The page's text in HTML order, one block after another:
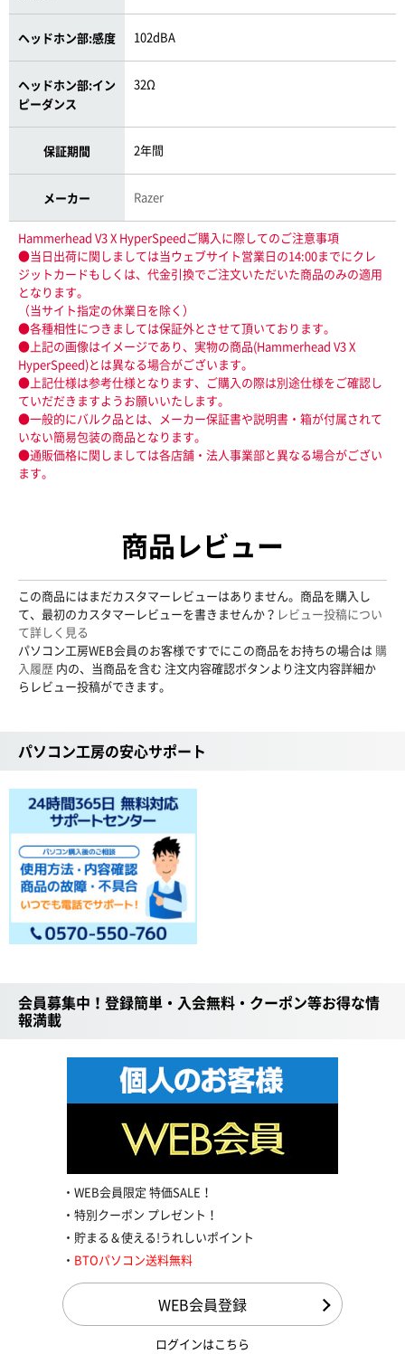
ヘッドホン部:感度 102dBA
ヘッドホン部:イン
ピーダンス
32Ω
保証期間 2年間
メーカー Razer
Hammerhead V3 X HyperSpeedご購入に際してのご注意事項
●当日出荷に関しましては当ウェブサイト営業日の14:00までにクレ
ジットカードもしくは、代金引換でご注文いただいた商品のみの適用
となります。
（当サイト指定の休業日を除く）
●各種相性につきましては保証外とさせて頂いております。
●上記の画像はイメージであり、実物の商品(Hammerhead V3 X
HyperSpeed)とは異なる場合がございます。
●上記仕様は参考仕様となります、ご購入の際は別途仕様をご確認し
ていだだきますようお願いいたします。
●一般的にバルク品とは、メーカー保証書や説明書・箱が付属されて
いない簡易包装の商品となります。
●通販価格に関しましては各店舗・法人事業部と異なる場合がござい
ます。
商品レビュー
この商品にはまだカスタマーレビューはありません。商品を購入し
て、最初のカスタマーレビューを書きませんか？ レビュー投稿につい
て詳しく見る
パソコン工房WEB会員のお客様ですでにこの商品をお持ちの場合は 購
入履歴 内の、当商品を含む 注文内容確認ボタンより注文内容詳細か
らレビュー投稿ができます。
パソコン工房の安心サポート
会員募集中！登録簡単・入会無料・クーポン等お得な情
報満載
WEB会員限定 特価SALE！
特別クーポン プレゼント！
貯まる＆使える!うれしいポイント
BTOパソコン送料無料
WEB会員登録
ログインはこちら